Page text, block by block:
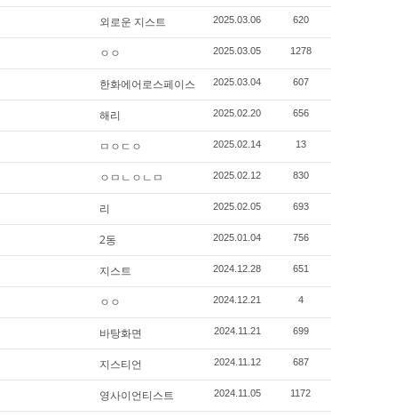
외로운 지스트 2025.03.06 620
ㅇㅇ 2025.03.05 1278
한화에어로스페이스 2025.03.04 607
해리 2025.02.20 656
ㅁㅇㄷㅇ 2025.02.14 13
ㅇㅁㄴㅇㄴㅁ 2025.02.12 830
리 2025.02.05 693
2동 2025.01.04 756
지스트 2024.12.28 651
ㅇㅇ 2024.12.21 4
바탕화면 2024.11.21 699
지스티언 2024.11.12 687
영사이언티스트 2024.11.05 1172